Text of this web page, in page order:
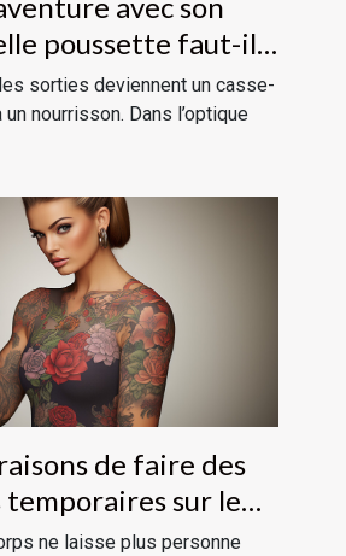
poussette faut-il
sorties deviennent un casse-
un nourrisson. Dans l’optique
de faire des
temporaires sur le
ne laisse plus personne